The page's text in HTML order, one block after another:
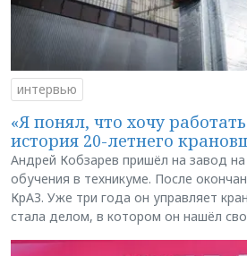
интервью
«Я понял, что хочу
история 20-летнего
Андрей Кобзарев пришёл на завод
обучения в техникуме. После
КрАЗ. Уже три года он управляет
стала делом, в котором он нашёл